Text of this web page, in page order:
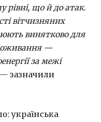
рівні, що й до атак.
вітчизняних
винятково для
—
за межі
— зазначили
українська